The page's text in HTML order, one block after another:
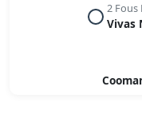
2 Fous
Vivas